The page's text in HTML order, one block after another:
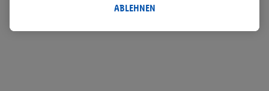
Datenverarbeitungen für personalisierte Werbung werden
ABLEHNEN